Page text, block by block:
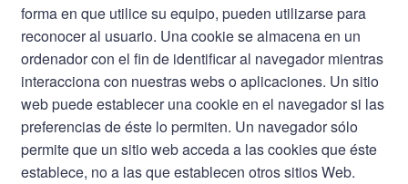
forma en que utilice su equipo, pueden utilizarse para
reconocer al usuario. Una cookie se almacena en un
ordenador con el fin de identificar al navegador mientras
interacciona con nuestras webs o aplicaciones. Un sitio
web puede establecer una cookie en el navegador si las
preferencias de éste lo permiten. Un navegador sólo
permite que un sitio web acceda a las cookies que éste
establece, no a las que establecen otros sitios Web.